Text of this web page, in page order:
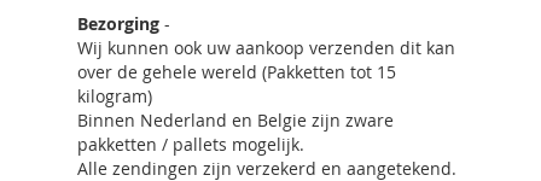
Bezorging -
Wij kunnen ook uw aankoop verzenden dit kan
over de gehele wereld (Pakketten tot 15
kilogram)
Binnen Nederland en Belgie zijn zware
pakketten / pallets mogelijk.
Alle zendingen zijn verzekerd en aangetekend.